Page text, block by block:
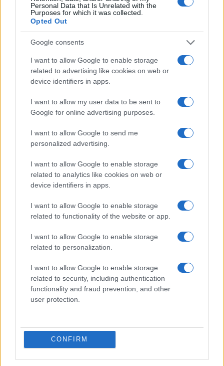
Personal Data that Is Unrelated with the
Purposes for which it was collected.
Opted Out
Google consents
I want to allow Google to enable storage
related to advertising like cookies on web or
device identifiers in apps.
I want to allow my user data to be sent to
Google for online advertising purposes.
I want to allow Google to send me
personalized advertising.
I want to allow Google to enable storage
related to analytics like cookies on web or
device identifiers in apps.
I want to allow Google to enable storage
related to functionality of the website or app.
I want to allow Google to enable storage
related to personalization.
I want to allow Google to enable storage
related to security, including authentication
functionality and fraud prevention, and other
user protection.
CONFIRM
Martina Agostina Diturco
I nostri cari
I nostri cari
Giovannimaria Cabras
Invia un Comunicato Stampa